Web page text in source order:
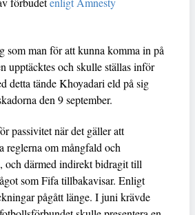
som man för att kunna komma in på
upptäcktes och skulle ställas inför
detta tände Khoyadari eld på sig
den 9 september.
passivitet när det gäller att
reglerna om mångfald och
och därmed indirekt bidragit till
som Fifa tillbakavisar. Enligt
pågått länge. I juni krävde